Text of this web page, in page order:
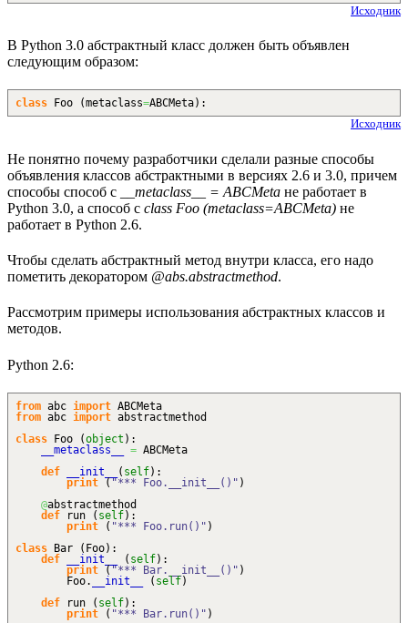
Исходник
В Python 3.0 абстрактный класс должен быть объявлен
следующим образом:
class Foo (metaclass=ABCMeta) :
Исходник
Не понятно почему разработчики сделали разные способы
объявления классов абстрактными в версиях 2.6 и 3.0, причем
способы способ с
__metaclass__ = ABCMeta не работает в
Python 3.0, а способ с class Foo (metaclass=ABCMeta) не
работает в Python 2.6.
Чтобы сделать абстрактный метод внутри класса, его надо
пометить декоратором @abs.abstractmethod.
Рассмотрим примеры использования абстрактных классов и
методов.
Python 2.6:
from abc import ABCMeta
from abc import abstractmethod
class Foo (object ) :
__metaclass__
= ABCMeta
def
__init__ ( self) :
print ("*** Foo.__init__()" )
@abstractmethod
def run ( self) :
print
( "*** Foo.run()" )
class Bar ( Foo) :
def
__init__ ( self) :
print ("*** Bar.__init__()" )
Foo.
__init__ ( self)
def run ( self) :
print
( "*** Bar.run()" )